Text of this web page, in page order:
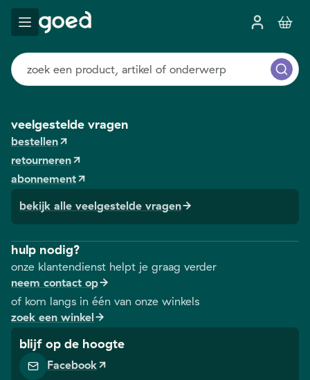
veelgestelde vragen
bestellen
retourneren
abonnement
bekijk alle veelgestelde vragen
hulp nodig?
onze klantendienst helpt je graag verder
neem contact op
of kom langs in één van onze winkels
zoek een winkel
blijf op de hoogte
Facebook